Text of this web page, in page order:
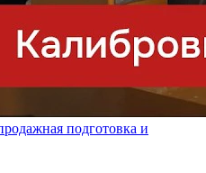
подготовка и